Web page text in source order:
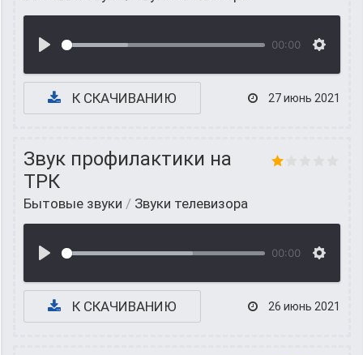
00:00
К СКАЧИВАНИЮ 27 июнь 2021
Звук профилактики на
ТРК
Бытовые звуки / Звуки телевизора
00:00
К СКАЧИВАНИЮ 26 июнь 2021